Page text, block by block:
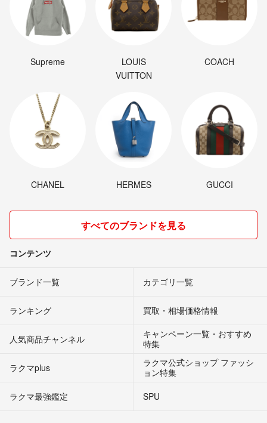
Supreme
LOUIS
VUITTON
COACH
CHANEL HERMES GUCCI
すべてのブランドを見る
コンテンツ
ブランド一覧 カテゴリ一覧
ランキング 買取・相場価格情報
人気商品チャンネル
キャンペーン一覧・おすすめ
特集
ラクマplus
ラクマ公式ショップ ファッシ
ョン特集
ラクマ最強鑑定
SPU